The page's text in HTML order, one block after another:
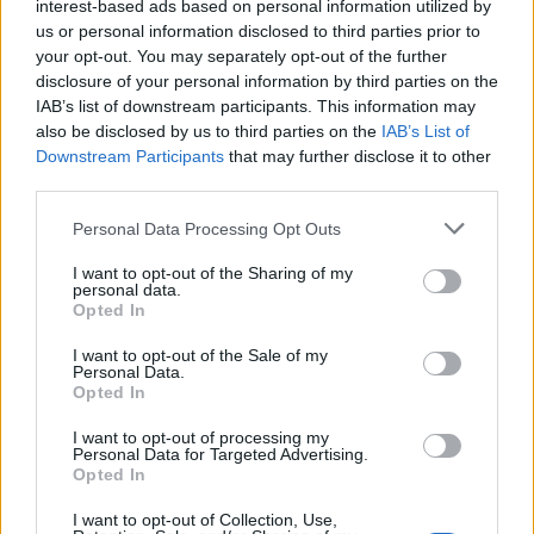
interest-based ads based on personal information utilized by
us or personal information disclosed to third parties prior to
your opt-out. You may separately opt-out of the further
disclosure of your personal information by third parties on the
IAB’s list of downstream participants. This information may
also be disclosed by us to third parties on the IAB’s List of
Downstream Participants that may further disclose it to other
Personal Data Processing Opt Outs
I want to opt-out of the Sharing of my
personal data.
Opted In
I want to opt-out of the Sale of my
Personal Data.
Opted In
I want to opt-out of processing my
Personal Data for Targeted Advertising.
Opted In
I want to opt-out of Collection, Use,
Senaste inlägget avJeppegaming fredag 00:53i Motorteknik
(Avancerad)
Senaste projektinläggen
Volvo Amazon 1965 85 svar
Senaste inlägget av tomhjort för 17 timmar sedan Projekt
A90 Supra 387 svar
Senaste inlägget av Rikard_Persson för 19 timmar sedan
Projekt
Vw 1956 oval prosjekt 12 svar
Senaste inlägget av
Puttelitens projekt Audi S2 Avant. Back
to basic. + garagefix.
Volkswagen Golf MK4 v6 4motion OEM++
med JDM inspiration.
Senaste inlägget av Stol3n_Identity fredag 10:06